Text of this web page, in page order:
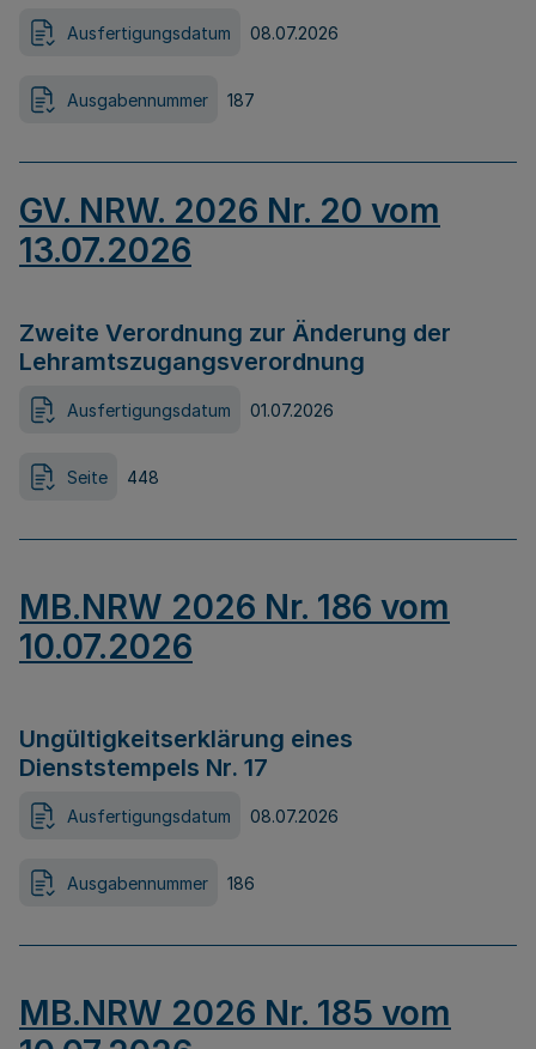
Ausfertigungsdatum 08.07.2026
Ausgabennummer 187
GV. NRW. 2026 Nr. 20 vom
13.07.2026
Zweite Verordnung zur Änderung der
Lehramtszugangsverordnung
Ausfertigungsdatum 01.07.2026
Seite 448
MB.NRW 2026 Nr. 186 vom
10.07.2026
Ungültigkeitserklärung eines
Dienststempels Nr. 17
Ausfertigungsdatum 08.07.2026
Ausgabennummer 186
MB.NRW 2026 Nr. 185 vom